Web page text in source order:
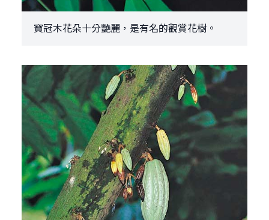
寶冠木花朵十分艷麗，是有名的觀賞花樹。